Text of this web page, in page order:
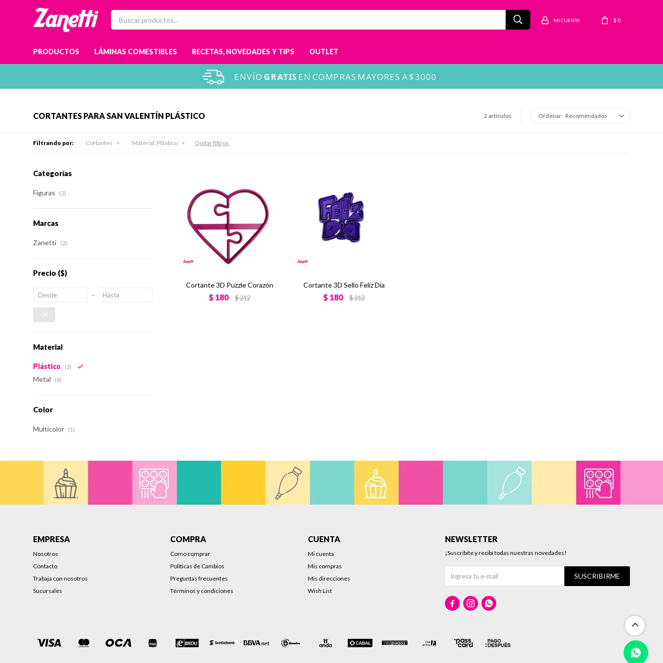
PRODUCTOS LÁMINAS COMESTIBLES RECETAS, NOVEDADES Y TIPS OUTLET
$ 0
CORTANTES PARA SAN VALENTÍN PLÁSTICO 2 artículos Recomendados
Filtrando por: Cortantes Material: Plástico Quitar filtros
Cortante 3D Puzzle Corazón
$ 180 $212
Cortante 3D Sello Feliz Día
$ 180 $212
Categorías
Figuras (2)
Marcas
Zanetti (2)
Precio ($)
OK
Material
Plástico (2)
Metal (4)
Color
Multicolor (1)
EMPRESA
Nosotros
Contacto
Trabaja con nosotros
Sucursales
COMPRA
Como comprar
Políticas de Cambios
Preguntas frecuentes
Términos y condiciones
CUENTA
Mi cuenta
Mis compras
Mis direcciones
Wish List
NEWSLETTER
¡Suscribite y recibí todas nuestras novedades!
SUSCRIBIRME
  